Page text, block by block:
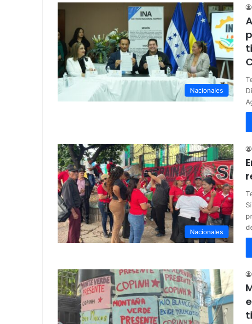
Nacionales
Nacionales